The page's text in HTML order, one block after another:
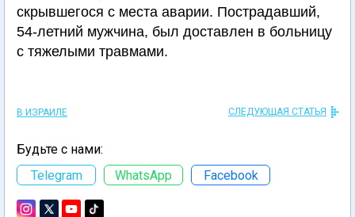
скрывшегося с места аварии. Пострадавший,
54-летний мужчина, был доставлен в больницу
с тяжелыми травмами.
В ИЗРАИЛЕ СЛЕДУЮЩАЯ СТАТЬЯ
Будьте с нами:
Telegram
WhatsApp Facebook